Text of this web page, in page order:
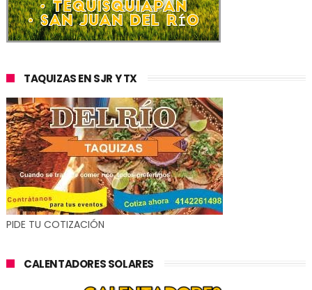
TAQUIZAS EN SJR Y TX
PIDE TU COTIZACIÓN
CALENTADORES SOLARES